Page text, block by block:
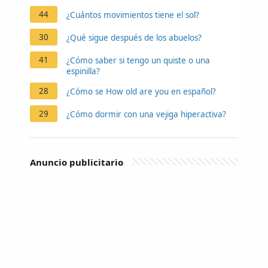
44
¿Cuántos movimientos tiene el sol?
30 ¿Qué sigue después de los abuelos?
41
¿Cómo saber si tengo un quiste o una
espinilla?
28
¿Cómo se How old are you en español?
29 ¿Cómo dormir con una vejiga hiperactiva?
Anuncio publicitario